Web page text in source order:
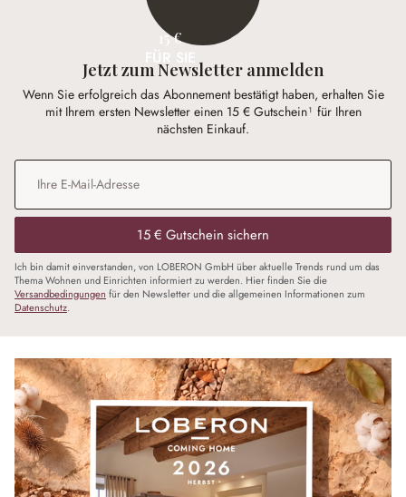
15 €
Jetzt zum Newsletter anmelden
Wenn Sie erfolgreich das Abonnement bestätigt haben, erhalten Sie
mit Ihrem ersten Newsletter einen 15 € Gutschein¹ für Ihren
nächsten Einkauf.
E-Mail-Adresse
15 € Gutschein sichern
Ich bin damit einverstanden, von LOBERON GmbH über aktuelle Trends rund um das
Thema Wohnen und Einrichten informiert zu werden. Hier finden Sie die
Versandbedingungen für den Newsletter und die allgemeinen Informationen zum
Datenschutz.